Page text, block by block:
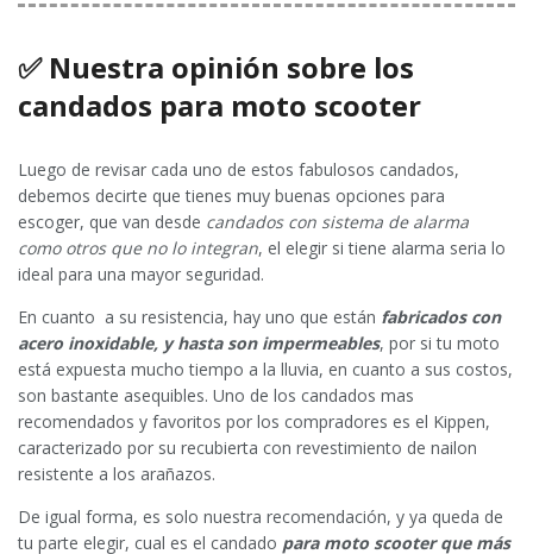
✅ Nuestra opinión sobre los
candados para moto scooter
Luego de revisar cada uno de estos fabulosos candados,
debemos decirte que tienes muy buenas opciones para
escoger, que van desde candados con sistema de alarma
como otros que no lo integran, el elegir si tiene alarma seria lo
ideal para una mayor seguridad.
En cuanto a su resistencia, hay uno que están fabricados con
acero inoxidable, y hasta son impermeables, por si tu moto
está expuesta mucho tiempo a la lluvia, en cuanto a sus costos,
son bastante asequibles. Uno de los candados mas
recomendados y favoritos por los compradores es el Kippen,
caracterizado por su recubierta con revestimiento de nailon
resistente a los arañazos.
De igual forma, es solo nuestra recomendación, y ya queda de
tu parte elegir, cual es el candado para moto scooter que más